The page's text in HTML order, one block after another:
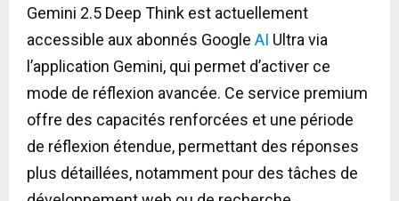
Gemini 2.5 Deep Think est actuellement
accessible aux abonnés Google AI Ultra via
l’application Gemini, qui permet d’activer ce
mode de réflexion avancée. Ce service premium
offre des capacités renforcées et une période
de réflexion étendue, permettant des réponses
plus détaillées, notamment pour des tâches de